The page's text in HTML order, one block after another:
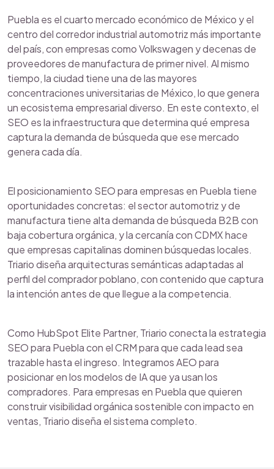
Puebla es el cuarto mercado económico de México y el
centro del corredor industrial automotriz más importante
del país, con empresas como Volkswagen y decenas de
proveedores de manufactura de primer nivel. Al mismo
tiempo, la ciudad tiene una de las mayores
concentraciones universitarias de México, lo que genera
un ecosistema empresarial diverso. En este contexto, el
SEO es la infraestructura que determina qué empresa
captura la demanda de búsqueda que ese mercado
genera cada día.
El posicionamiento SEO para empresas en Puebla tiene
oportunidades concretas: el sector automotriz y de
manufactura tiene alta demanda de búsqueda B2B con
baja cobertura orgánica, y la cercanía con CDMX hace
que empresas capitalinas dominen búsquedas locales.
Triario diseña arquitecturas semánticas adaptadas al
perfil del comprador poblano, con contenido que captura
la intención antes de que llegue a la competencia.
Como HubSpot Elite Partner, Triario conecta la estrategia
SEO para Puebla con el CRM para que cada lead sea
trazable hasta el ingreso. Integramos AEO para
posicionar en los modelos de IA que ya usan los
compradores. Para empresas en Puebla que quieren
construir visibilidad orgánica sostenible con impacto en
ventas, Triario diseña el sistema completo.